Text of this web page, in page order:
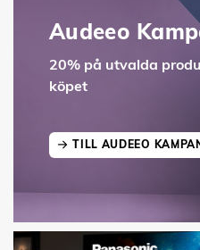
Audeeo
20% på utvalda
köpet
TILL AUDEEO